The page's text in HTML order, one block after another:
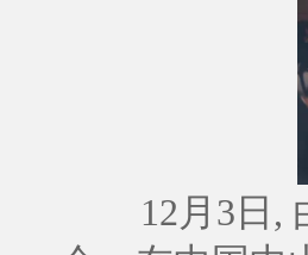
12月3日,